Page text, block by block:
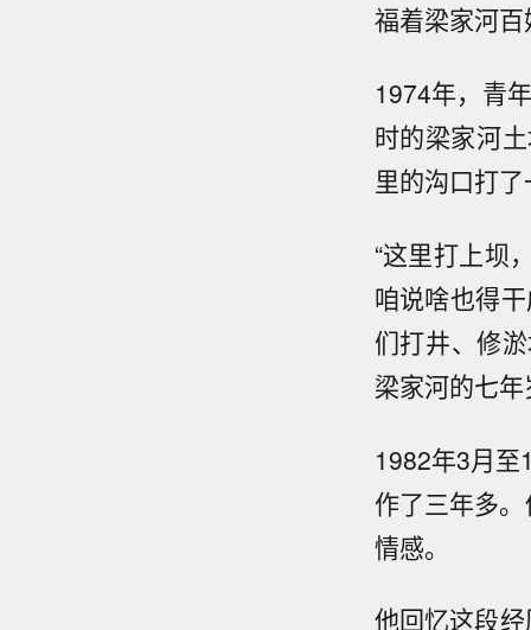
福着梁家河百
1974年，青
时的梁家河
里的沟口打
“这里打上坝
咱说啥也得
们打井、修
梁家河的七
1982年3月
作了三年多
情感。
他回忆这段